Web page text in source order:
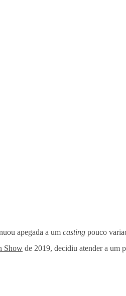
apegada a um casting pouco
Show de 2019, decidiu atender a um